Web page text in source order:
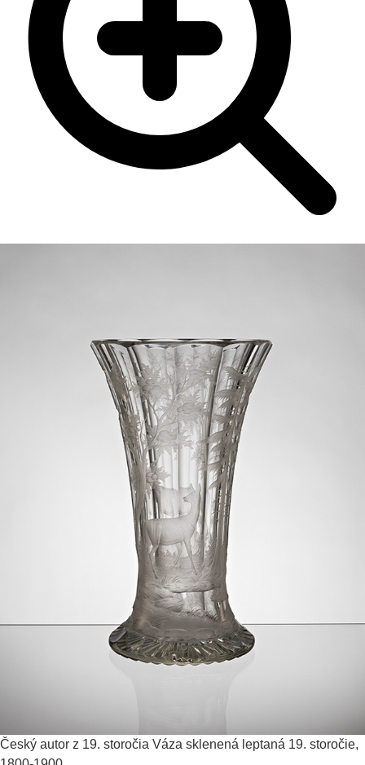
Český autor z 19. storočia Váza sklenená leptaná 19. storočie,